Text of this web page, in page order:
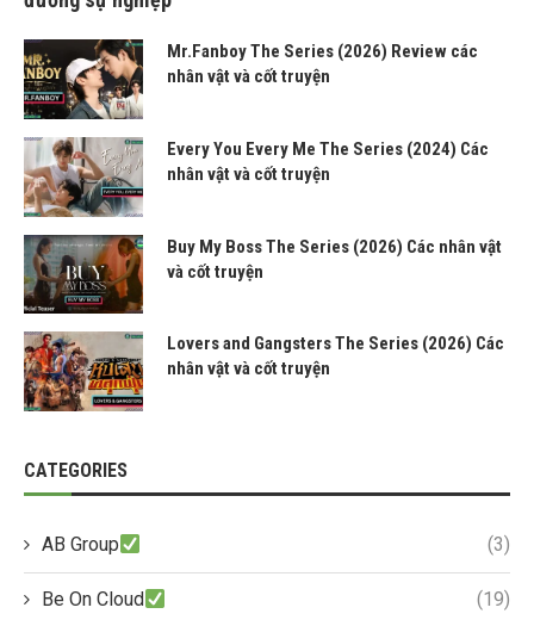
Mr.Fanboy The Series (2026) Review các
nhân vật và cốt truyện
Every You Every Me The Series (2024) Các
nhân vật và cốt truyện
Buy My Boss The Series (2026) Các nhân vật
và cốt truyện
Lovers and Gangsters The Series (2026) Các
nhân vật và cốt truyện
CATEGORIES
AB Group (3)
Be On Cloud (19)